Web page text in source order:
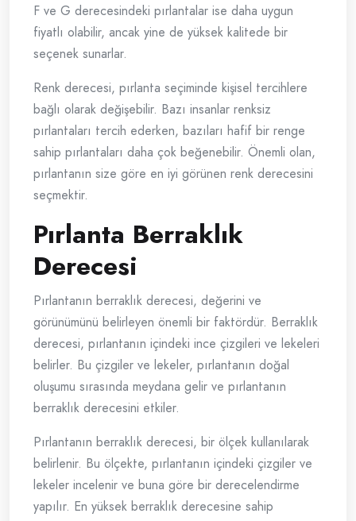
F ve G derecesindeki pırlantalar ise daha uygun
fiyatlı olabilir, ancak yine de yüksek kalitede bir
seçenek sunarlar.
Renk derecesi, pırlanta seçiminde kişisel tercihlere
bağlı olarak değişebilir. Bazı insanlar renksiz
pırlantaları tercih ederken, bazıları hafif bir renge
sahip pırlantaları daha çok beğenebilir. Önemli olan,
pırlantanın size göre en iyi görünen renk derecesini
seçmektir.
Pırlanta Berraklık
Derecesi
Pırlantanın berraklık derecesi, değerini ve
görünümünü belirleyen önemli bir faktördür. Berraklık
derecesi, pırlantanın içindeki ince çizgileri ve lekeleri
belirler. Bu çizgiler ve lekeler, pırlantanın doğal
oluşumu sırasında meydana gelir ve pırlantanın
berraklık derecesini etkiler.
Pırlantanın berraklık derecesi, bir ölçek kullanılarak
belirlenir. Bu ölçekte, pırlantanın içindeki çizgiler ve
lekeler incelenir ve buna göre bir derecelendirme
yapılır. En yüksek berraklık derecesine sahip